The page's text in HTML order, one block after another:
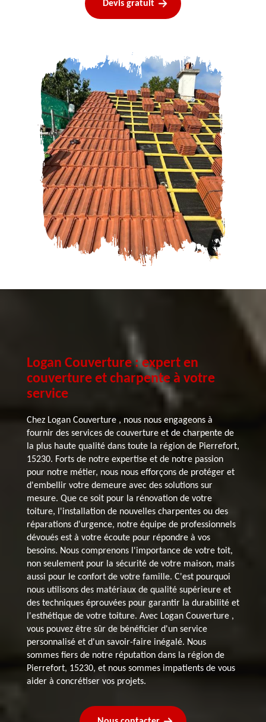
Devis gratuit
Logan Couverture : expert en
couverture et charpente à votre
service
Chez Logan Couverture , nous nous engageons à
fournir des services de couverture et de charpente de
la plus haute qualité dans toute la région de Pierrefort,
15230. Forts de notre expertise et de notre passion
pour notre métier, nous nous efforçons de protéger et
d'embellir votre demeure avec des solutions sur
mesure. Que ce soit pour la rénovation de votre
toiture, l'installation de nouvelles charpentes ou des
réparations d'urgence, notre équipe de professionnels
dévoués est à votre écoute pour répondre à vos
besoins. Nous comprenons l'importance de votre toit,
non seulement pour la sécurité de votre maison, mais
aussi pour le confort de votre famille. C'est pourquoi
nous utilisons des matériaux de qualité supérieure et
des techniques éprouvées pour garantir la durabilité et
l'esthétique de votre toiture. Avec Logan Couverture ,
vous pouvez être sûr de bénéficier d'un service
personnalisé et d'un savoir-faire inégalé. Nous
sommes fiers de notre réputation dans la région de
Pierrefort, 15230, et nous sommes impatients de vous
aider à concrétiser vos projets.